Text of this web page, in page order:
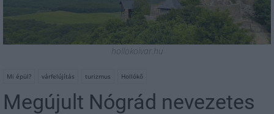
hollokoivar.hu
Mi épül? várfelújítás turizmus Hollókő
Megújult Nógrád nevezetes